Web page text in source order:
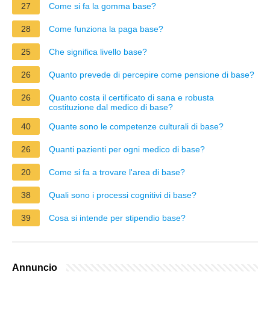
27 Come si fa la gomma base?
28 Come funziona la paga base?
25 Che significa livello base?
26 Quanto prevede di percepire come pensione di base?
26
Quanto costa il certificato di sana e robusta
costituzione dal medico di base?
40
Quante sono le competenze culturali di base?
26 Quanti pazienti per ogni medico di base?
20 Come si fa a trovare l'area di base?
38 Quali sono i processi cognitivi di base?
39 Cosa si intende per stipendio base?
Annuncio